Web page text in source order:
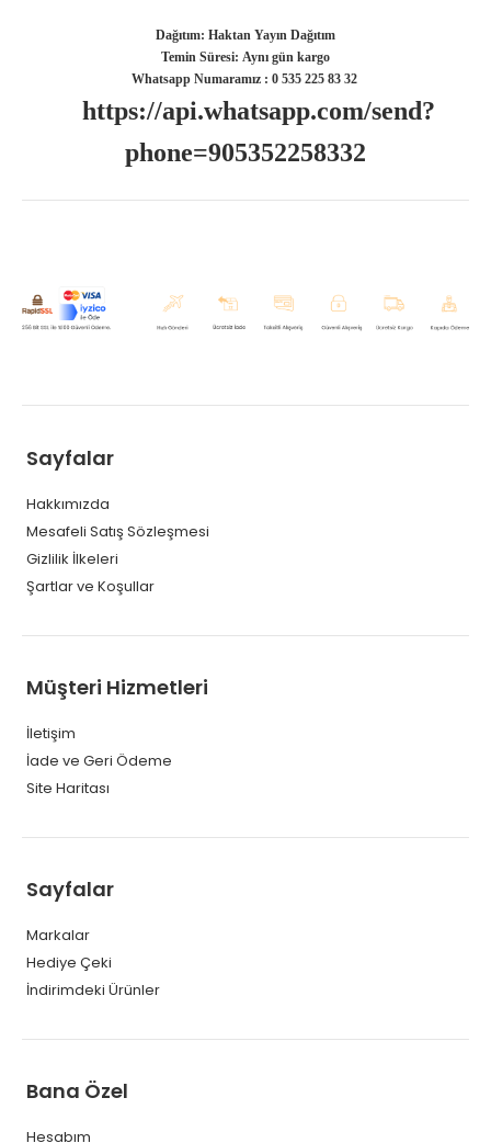
Dağıtım: Haktan Yayın Dağıtım
Temin Süresi: Aynı gün kargo
Whatsapp Numaramız : 0 535 225 83 32
https://api.whatsapp.com/send?
phone=905352258332
Sayfalar
Hakkımızda
Mesafeli Satış Sözleşmesi
Gizlilik İlkeleri
Şartlar ve Koşullar
Müşteri Hizmetleri
İletişim
İade ve Geri Ödeme
Site Haritası
Sayfalar
Markalar
Hediye Çeki
İndirimdeki Ürünler
Bana Özel
Hesabım